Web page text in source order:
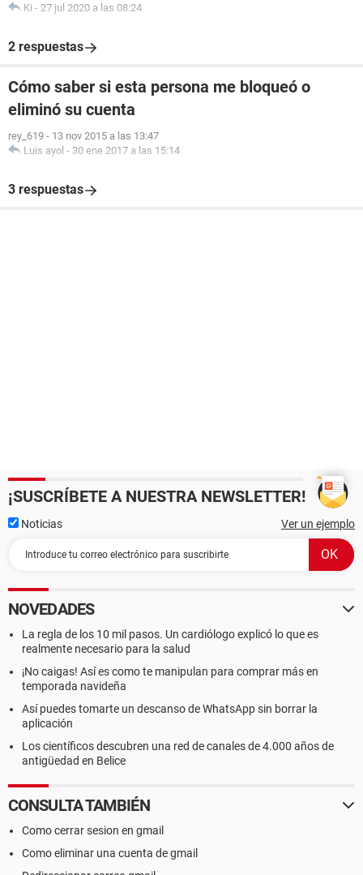
Ki - 27 jul 2020 a las 08:24
2 respuestas
Cómo saber si esta persona me bloqueó o
eliminó su cuenta
rey_619 - 13 nov 2015 a las 13:47
Luis ayol - 30 ene 2017 a las 15:14
3 respuestas
¡SUSCRÍBETE A NUESTRA NEWSLETTER!
Noticias Ver un ejemplo
NOVEDADES
La regla de los 10 mil pasos. Un cardiólogo explicó lo que es
realmente necesario para la salud
¡No caigas! Así es como te manipulan para comprar más en
temporada navideña
Así puedes tomarte un descanso de WhatsApp sin borrar la
aplicación
Los científicos descubren una red de canales de 4.000 años de
antigüedad en Belice
CONSULTA TAMBIÉN
Como cerrar sesion en gmail
Como eliminar una cuenta de gmail